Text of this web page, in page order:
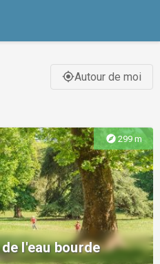
gps_fixedAutour de moi
explore 299 m
l'eau bourde